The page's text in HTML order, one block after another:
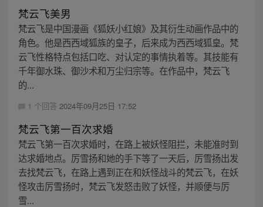
梵云飞美男
梵云飞是中国漫画《狐妖小红娘》及其衍生动画作品中的
角色。他是西西域狐族的皇子，后来成为西西域狐皇。梵
云飞性格特点包括口吃、对认定的事情执着等。其技能有
千年御水珠、御沙术和万尘归宗等。在作品中，梵云飞
的...
1 个回答 2024年09月25日 17:52
梵云飞第一百次求婚
梵云飞第一百次求婚时，在路上被妖怪阻拦，未能准时到
达求婚地点。厉雪扬和她的手下等了一天后，厉雪扬出发
去找梵云飞，在路上遇到正在和妖怪战斗的梵云飞，在妖
怪攻击厉雪扬时，梵云飞发怒击败了妖怪，并顺便与厉
雪...